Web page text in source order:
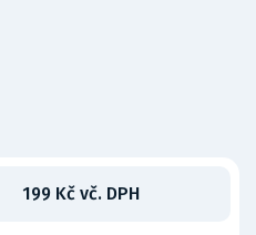
199 Kč vč. DPH